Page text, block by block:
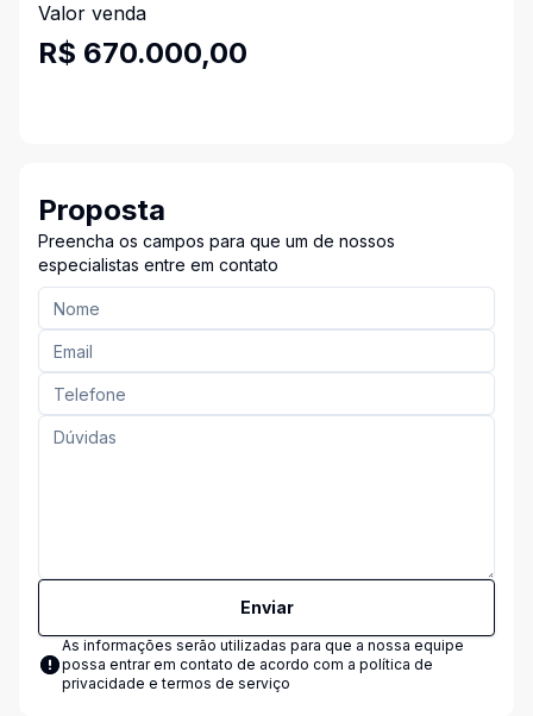
Valor venda
R$ 670.000,00
Proposta
Preencha os campos para que um de nossos
especialistas entre em contato
Enviar
As informações serão utilizadas para que a nossa equipe
possa entrar em contato de acordo com a política de
privacidade e termos de serviço